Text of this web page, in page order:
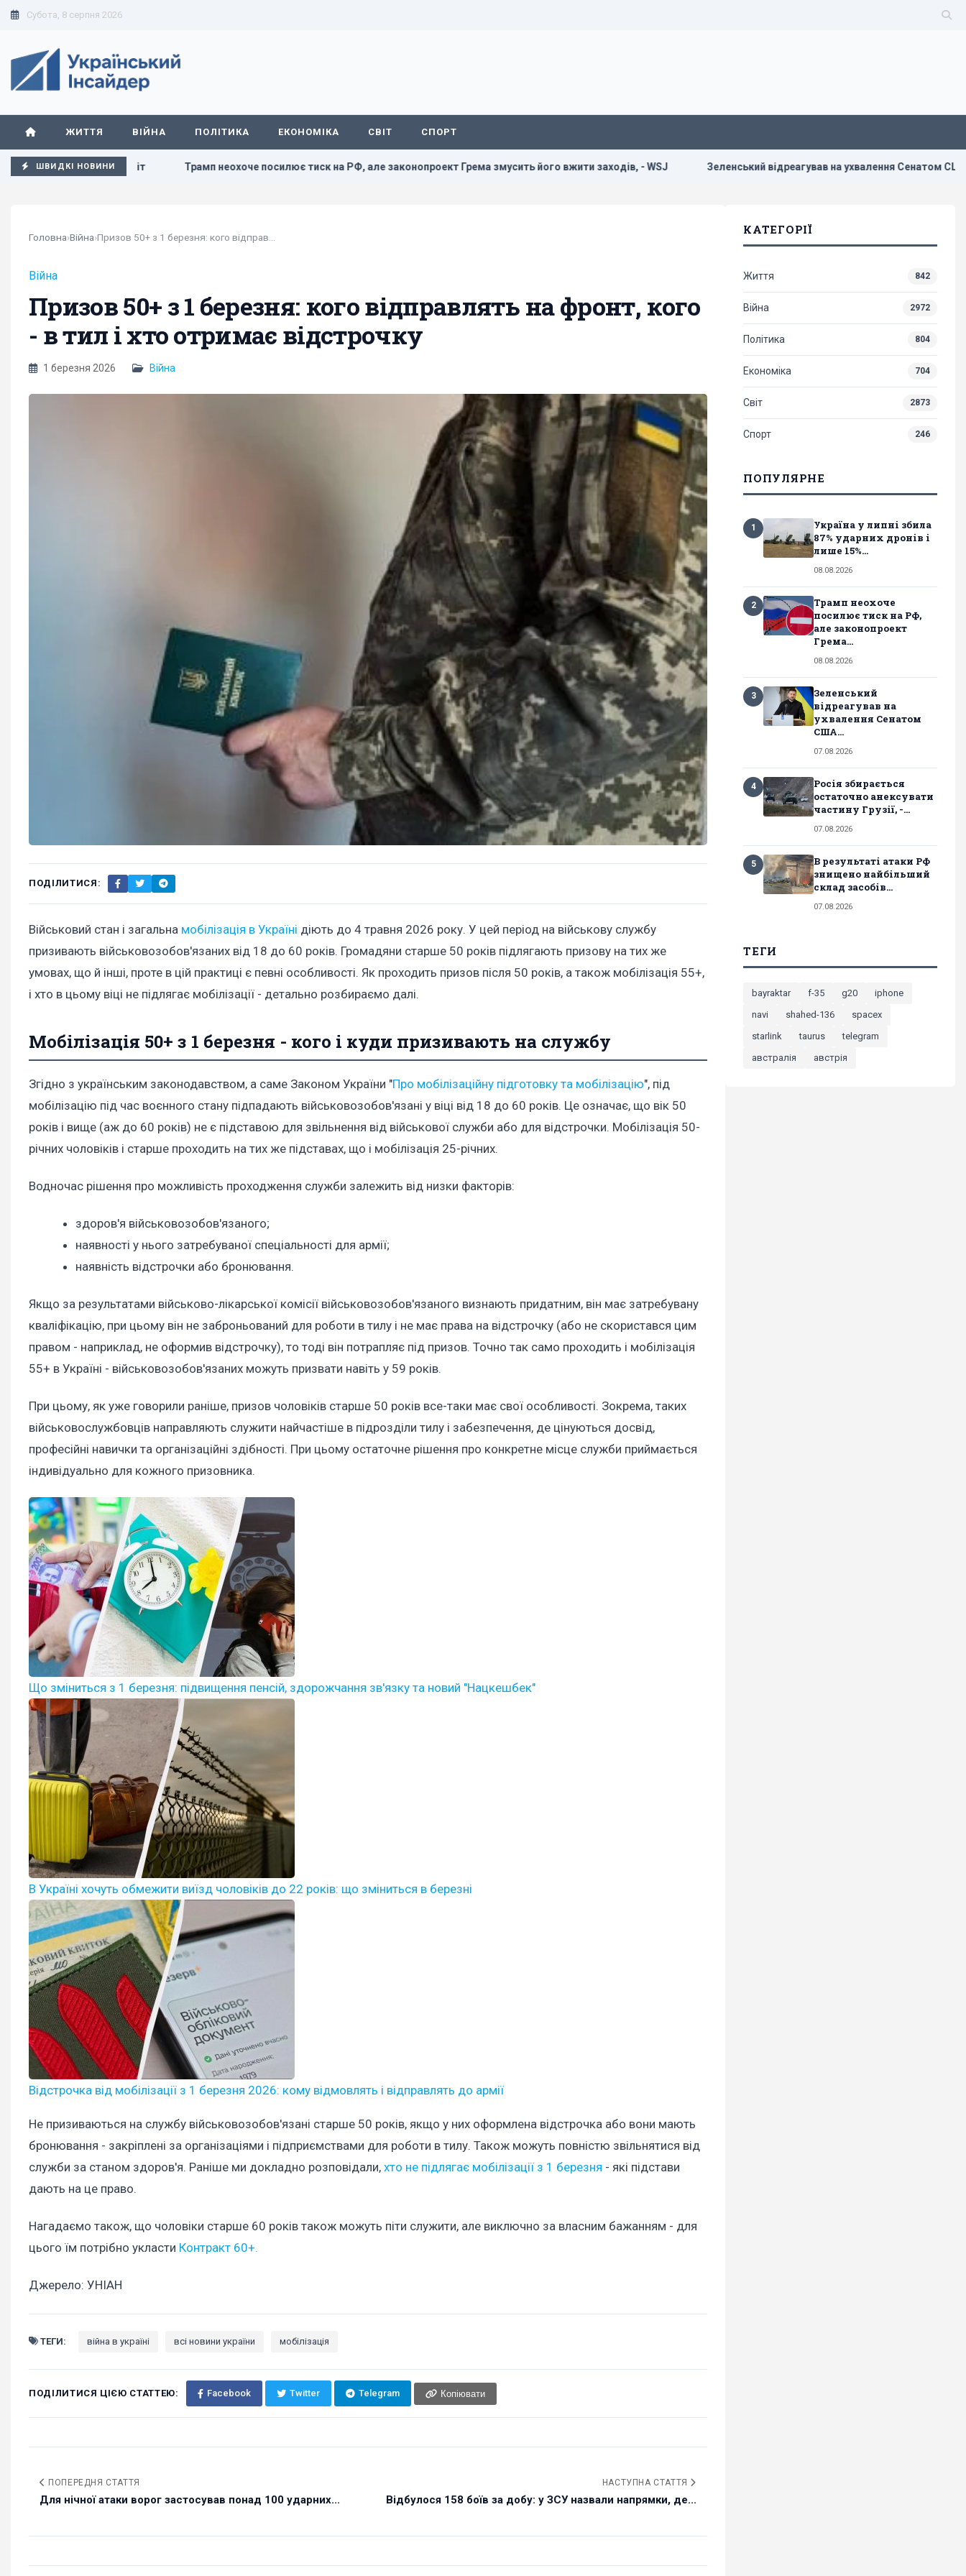
Субота, 8 серпня 2026
ЖИТТЯ ВІЙНА ПОЛІТИКА ЕКОНОМІКА СВІТ СПОРТ
ШВИДКІ НОВИНИ
- звіт Трамп неохоче посилює тиск на РФ, але законопроект Грема змусить його вжити заходів, - WSJ Зеленський відреагував на ухвалення Сенатом США законопроєкту
Головна›Війна›
Війна
Призов 50+ з 1 березня: кого відправлять на фронт, кого
- в тил і хто отримає відстрочку
1 березня 2026 Війна
ПОДІЛИТИСЯ:
Військовий стан і загальна мобілізація в Україні діють до 4 травня 2026 року. У цей період на військову службу
призивають військовозобов'язаних від 18 до 60 років. Громадяни старше 50 років підлягають призову на тих же
умовах, що й інші, проте в цій практиці є певні особливості. Як проходить призов після 50 років, а також мобілізація 55+,
і хто в цьому віці не підлягає мобілізації - детально розбираємо далі.
Мобілізація 50+ з 1 березня - кого і куди призивають на службу
Згідно з українським законодавством, а саме Законом України "Про мобілізаційну підготовку та мобілізацію", під
мобілізацію під час воєнного стану підпадають військовозобов'язані у віці від 18 до 60 років. Це означає, що вік 50
років і вище (аж до 60 років) не є підставою для звільнення від військової служби або для відстрочки. Мобілізація 50-
річних чоловіків і старше проходить на тих же підставах, що і мобілізація 25-річних.
Водночас рішення про можливість проходження служби залежить від низки факторів:
здоров'я військовозобов'язаного;
наявності у нього затребуваної спеціальності для армії;
наявність відстрочки або бронювання.
Якщо за результатами військово-лікарської комісії військовозобов'язаного визнають придатним, він має затребувану
кваліфікацію, при цьому він не заброньований для роботи в тилу і не має права на відстрочку (або не скористався цим
правом - наприклад, не оформив відстрочку), то тоді він потрапляє під призов. Точно так само проходить і мобілізація
55+ в Україні - військовозобов'язаних можуть призвати навіть у 59 років.
При цьому, як уже говорили раніше, призов чоловіків старше 50 років все-таки має свої особливості. Зокрема, таких
військовослужбовців направляють служити найчастіше в підрозділи тилу і забезпечення, де цінуються досвід,
професійні навички та організаційні здібності. При цьому остаточне рішення про конкретне місце служби приймається
індивідуально для кожного призовника.
Що зміниться з 1 березня: підвищення пенсій, здорожчання зв'язку та новий "Нацкешбек"
В Україні хочуть обмежити виїзд чоловіків до 22 років: що зміниться в березні
Відстрочка від мобілізації з 1 березня 2026: кому відмовлять і відправлять до армії
Не призиваються на службу військовозобов'язані старше 50 років, якщо у них оформлена відстрочка або вони мають
бронювання - закріплені за організаціями і підприємствами для роботи в тилу. Також можуть повністю звільнятися від
служби за станом здоров'я. Раніше ми докладно розповідали, хто не підлягає мобілізації з 1 березня - які підстави
дають на це право.
Нагадаємо також, що чоловіки старше 60 років також можуть піти служити, але виключно за власним бажанням - для
цього їм потрібно укласти Контракт 60+.
Джерело: УНІАН
ТЕГИ: війна в україні всі новини україни мобілізація
ПОДІЛИТИСЯ ЦІЄЮ СТАТТЕЮ: Facebook Twitter Telegram Копіювати
ПОПЕРЕДНЯ СТАТТЯ
Для нічної атаки ворог застосував понад 100 ударних...
НАСТУПНА СТАТТЯ
Відбулося 158 боїв за добу: у ЗСУ назвали напрямки, де...
КАТЕГОРІЇ
Життя 842
Війна 2972
Політика 804
Економіка 704
Світ 2873
Спорт 246
ПОПУЛЯРНЕ
1
Україна у липні збила
87% ударних дронів і
лише 15%...
08.08.2026
2
Трамп неохоче
посилює тиск на РФ,
але законопроект
Грема...
08.08.2026
3
Зеленський
відреагував на
ухвалення Сенатом
США...
07.08.2026
4
Росія збирається
остаточно анексувати
частину Грузії, -...
07.08.2026
5
В результаті атаки РФ
знищено найбільший
склад засобів...
07.08.2026
ТЕГИ
bayraktar f-35 g20
iphone
navi
shahed-136
spacex
starlink
taurus
telegram
австралія
австрія